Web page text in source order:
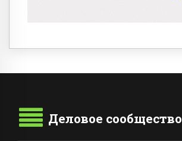
Деловое сообщество